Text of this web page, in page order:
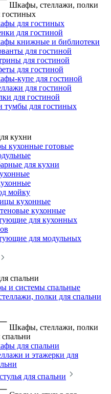
Шкафы, стеллажи, полки
гостиных
для гостиных
для гостиной
книжные и библиотеки
для гостиной
для гостиной
для гостиной
купе для гостиной
для гостиной
для гостиной
тумбы для гостиных
кухни
кухонные готовые
для кухни
мойку
кухонные
кухонные
для кухонных
для модульных
спальни
и системы спальные
полки для спальни
Шкафы, стеллажи, полки
спальни
для спальни
и этажерки для
для спальни